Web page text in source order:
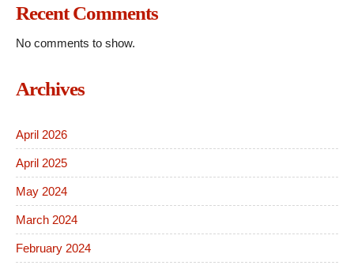
Recent Comments
No comments to show.
Archives
April 2026
April 2025
May 2024
March 2024
February 2024